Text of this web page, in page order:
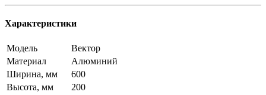
Характеристики
Модель
Вектор
Материал
Алюминий
Ширина, мм
600
Высота, мм
200